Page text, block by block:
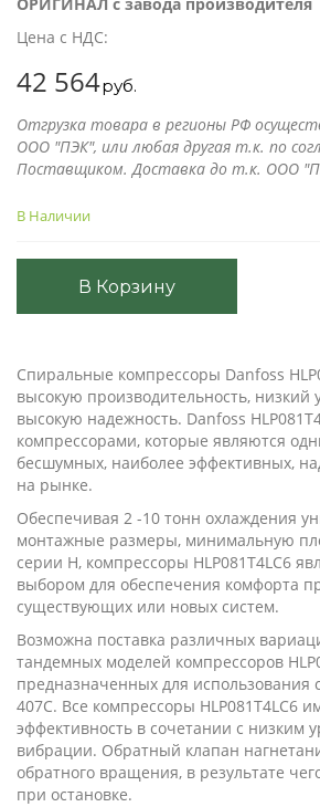
ОРИГИНАЛ с завода производителя
Цена с НДС:
42 564руб.
Отгрузка товара в регионы РФ
ООО "ПЭК", или любая другая т.к. по
Поставщиком. Доставка до т.к. ООО
В Наличии
В Корзину
Cпиральные компрессоры Danfoss
высокую производительность, низкий
высокую надежность. Danfoss
компрессорами, которые являются
бесшумных, наиболее эффективных,
на рынке.
Обеспечивая 2 -10 тонн охлаждения
монтажные размеры, минимальную
серии Н, компрессоры HLP081T4LC6
выбором для обеспечения комфорта
существующих или новых систем.
Возможна поставка различных
тандемных моделей компрессоров
предназначенных для использования
407C. Все компрессоры HLP081T4LC6
эффективность в сочетании с низким
вибрации. Обратный клапан
обратного вращения, в результате
при остановке.